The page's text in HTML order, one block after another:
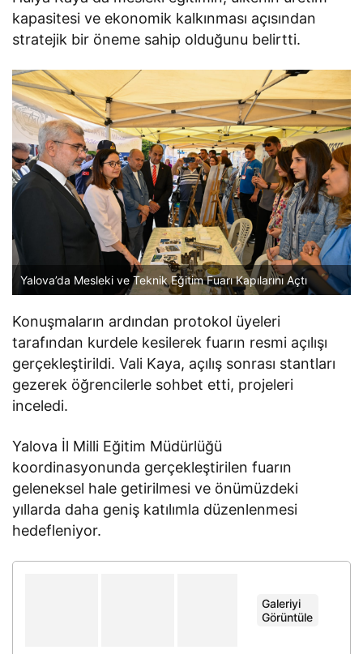
kapasitesi ve ekonomik kalkınması açısından
stratejik bir öneme sahip olduğunu belirtti.
Yalova’da Mesleki ve Teknik Eğitim Fuarı Kapılarını Açtı
Konuşmaların ardından protokol üyeleri
tarafından kurdele kesilerek fuarın resmi açılışı
gerçekleştirildi. Vali Kaya, açılış sonrası stantları
gezerek öğrencilerle sohbet etti, projeleri
inceledi.
Yalova İl Milli Eğitim Müdürlüğü
koordinasyonunda gerçekleştirilen fuarın
geleneksel hale getirilmesi ve önümüzdeki
yıllarda daha geniş katılımla düzenlenmesi
hedefleniyor.
Galeriyi
Görüntüle